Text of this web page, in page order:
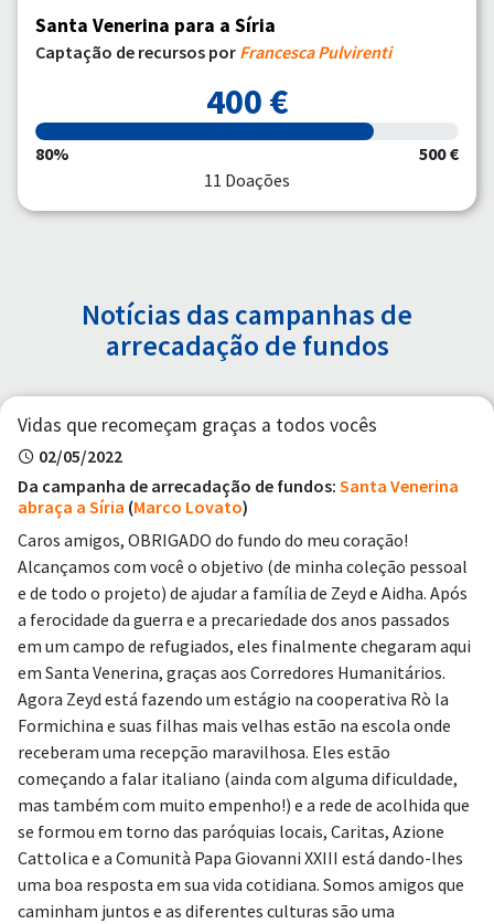
Santa Venerina para a Síria
Captação de recursos por Francesca Pulvirenti
400 €
80%
500 €
11 Doações
Notícias das campanhas de
arrecadação de fundos
Vidas que recomeçam graças a todos vocês
02/05/2022
Da campanha de arrecadação de fundos: Santa Venerina
abraça a Síria (Marco Lovato)
Caros amigos, OBRIGADO do fundo do meu coração!
Alcançamos com você o objetivo (de minha coleção pessoal
e de todo o projeto) de ajudar a família de Zeyd e Aidha. Após
a ferocidade da guerra e a precariedade dos anos passados
em um campo de refugiados, eles finalmente chegaram aqui
em Santa Venerina, graças aos Corredores Humanitários.
Agora Zeyd está fazendo um estágio na cooperativa Rò la
Formichina e suas filhas mais velhas estão na escola onde
receberam uma recepção maravilhosa. Eles estão
começando a falar italiano (ainda com alguma dificuldade,
mas também com muito empenho!) e a rede de acolhida que
se formou em torno das paróquias locais, Caritas, Azione
Cattolica e a Comunità Papa Giovanni XXIII está dando-lhes
uma boa resposta em sua vida cotidiana. Somos amigos que
caminham juntos e as diferentes culturas são uma